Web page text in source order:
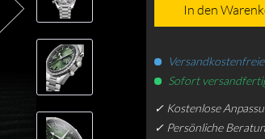
In den
Sofort
✓ Kostenlose
✓ Persönliche